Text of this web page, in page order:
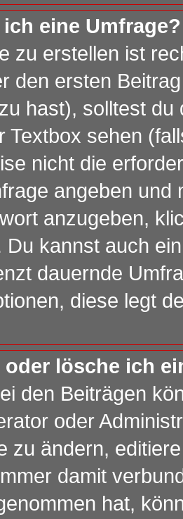
eine Umfrage?
zu erstellen ist
den ersten
hast), solltest
Textbox sehen
nicht die
angeben und
anzugeben,
Du kannst auch
dauernde
diese legt
oder lösche ich
den Beiträgen
oder
zu ändern,
damit
hat,